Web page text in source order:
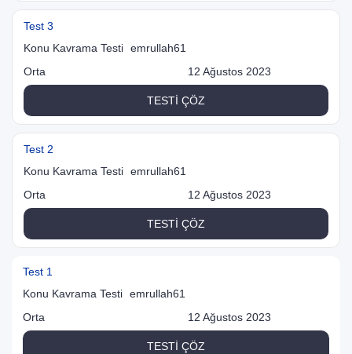
Test 3
Konu Kavrama Testi emrullah61
Orta
12 Ağustos 2023
TESTİ ÇÖZ
Test 2
Konu Kavrama Testi emrullah61
Orta
12 Ağustos 2023
TESTİ ÇÖZ
Test 1
Konu Kavrama Testi emrullah61
Orta
12 Ağustos 2023
TESTİ ÇÖZ